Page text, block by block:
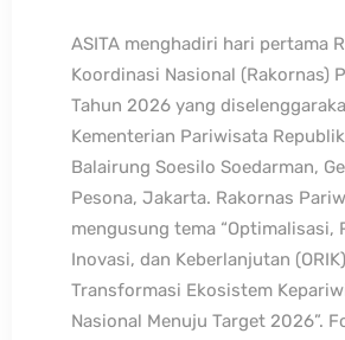
ASITA menghadiri hari pertama
Koordinasi Nasional (Rakornas)
Tahun 2026 yang
Kementerian Pariwisata
Balairung Soesilo Soedarman,
Pesona, Jakarta. Rakornas
mengusung tema “Optimalisasi,
Inovasi, dan Keberlanjutan
Transformasi Ekosistem
Nasional Menuju Target 2026”.